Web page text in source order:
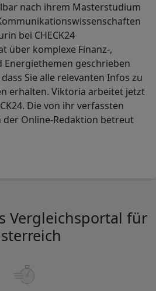
nach ihrem Masterstudium
bei CHECK24
über komplexe Finanz-,
Energiethemen geschrieben
Sie alle relevanten Infos zu
erhalten. Viktoria arbeitet jetzt
Die von ihr verfassten
Online-Redaktion betreut
Vergleichsportal für